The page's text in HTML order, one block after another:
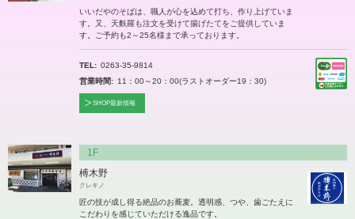
いいだやのそばは、職人が心を込めて打ち、作り上げていま
す。又、天麩羅も注文を受けて揚げたてをご提供していま
す。ご予約も2～25名様まで承っております。
TEL
0263-35-9814
営業時間
11：00～20：00(ラストオーダー19：30)
SHOP最新情報
1F
榑木野
クレキノ
匠の技が成し得る絶品のお蕎麦。透明感、つや、歯ごたえに
こだわりを感じていただける逸品です。